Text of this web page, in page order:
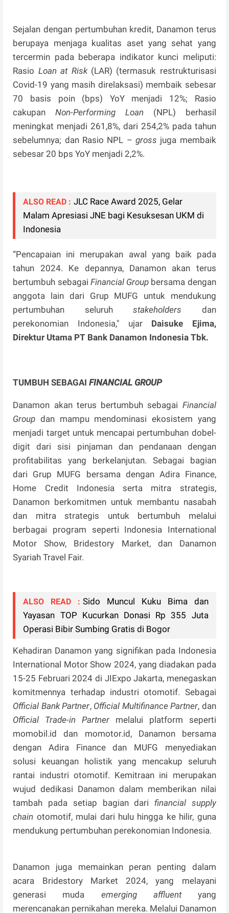
Sejalan dengan pertumbuhan kredit, Danamon terus
berupaya menjaga kualitas aset yang sehat yang
tercermin pada beberapa indikator kunci meliputi:
Rasio Loan at Risk(LAR) (termasuk restrukturisasi
Covid-19 yang masih direlaksasi) membaik sebesar
70 basis poin (bps) YoY menjadi 12%; Rasio
cakupanNon-Performing Loan (NPL) berhasil
meningkat menjadi 261,8%, dari 254,2% pada tahun
sebelumnya; dan Rasio NPL – gross juga membaik
sebesar 20 bps YoY menjadi 2,2%.
ALSO READ : JLC Race Award 2025, Gelar
Malam Apresiasi JNE bagi Kesuksesan UKM di
Indonesia
“Pencapaian ini merupakan awal yang baik pada
tahun 2024. Ke depannya, Danamon akan terus
bertumbuh sebagai Financial Group bersama dengan
anggota lain dari Grup MUFG untuk mendukung
pertumbuhan seluruhstakeholders dan
perekonomian Indonesia," ujar Daisuke Ejima,
Direktur Utama PT Bank Danamon Indonesia Tbk.
TUMBUH SEBAGAIFINANCIAL GROUP
Danamon akan terus bertumbuh sebagai Financial
Group dan mampu mendominasi ekosistem yang
menjadi target untuk mencapai pertumbuhan dobel-
digit dari sisi pinjaman dan pendanaan dengan
profitabilitas yang berkelanjutan. Sebagai bagian
dari Grup MUFG bersama dengan Adira Finance,
Home Credit Indonesia serta mitra strategis,
Danamon berkomitmen untuk membantu nasabah
dan mitra strategis untuk bertumbuh melalui
berbagai program seperti Indonesia International
Motor Show, Bridestory Market, dan Danamon
Syariah Travel Fair.
ALSO READ : Sido Muncul Kuku Bima dan
Yayasan TOP Kucurkan Donasi Rp 355 Juta
Operasi Bibir Sumbing Gratis di Bogor
Kehadiran Danamon yang signifikan pada Indonesia
International Motor Show 2024, yang diadakan pada
15-25 Februari 2024 di JIExpo Jakarta, menegaskan
komitmennya terhadap industri otomotif. Sebagai
Official Bank Partner, Official Multifinance Partner, dan
Official Trade-in Partner melalui platform seperti
momobil.id dan momotor.id, Danamon bersama
dengan Adira Finance dan MUFG menyediakan
solusi keuangan holistik yang mencakup seluruh
rantai industri otomotif. Kemitraan ini merupakan
wujud dedikasi Danamon dalam memberikan nilai
tambah pada setiap bagian dari financial supply
chain otomotif, mulai dari hulu hingga ke hilir, guna
mendukung pertumbuhan perekonomian Indonesia.
Danamon juga memainkan peran penting dalam
acara Bridestory Market 2024, yang melayani
generasi muda emerging affluentyang
merencanakan pernikahan mereka. Melalui Danamon